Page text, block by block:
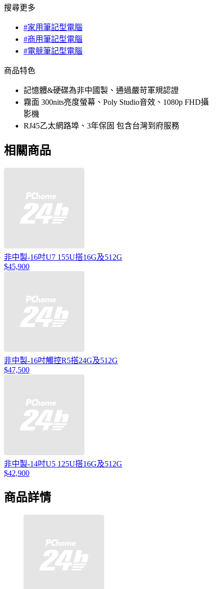
搜尋更多
#家用筆記型電腦
#商用筆記型電腦
#電競筆記型電腦
商品特色
記憶體&硬碟為非中國製、通過嚴苛軍規認證
霧面 300nits亮度螢幕、Poly Studio音效、1080p FHD攝
影機
RJ45乙太網路埠、3年保固 包含台灣到府服務
相關商品
非中製-16吋U7 155U搭16G及512G
$45,900
非中製-16吋觸控R5搭24G及512G
$47,500
非中製-14吋U5 125U搭16G及512G
$42,900
商品詳情